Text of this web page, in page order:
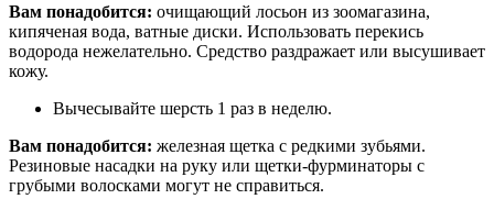
Вам понадобится: очищающий лосьон из зоомагазина,
кипяченая вода, ватные диски. Использовать перекись
водорода нежелательно. Средство раздражает или высушивает
кожу.
Вычесывайте шерсть 1 раз в неделю.
Вам понадобится: железная щетка с редкими зубьями.
Резиновые насадки на руку или щетки-фурминаторы с
грубыми волосками могут не справиться.